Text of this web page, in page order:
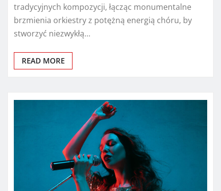
tradycyjnych kompozycji, łącząc monumentalne
brzmienia orkiestry z potężną energią chóru, by
stworzyć niezwykłą…
READ MORE